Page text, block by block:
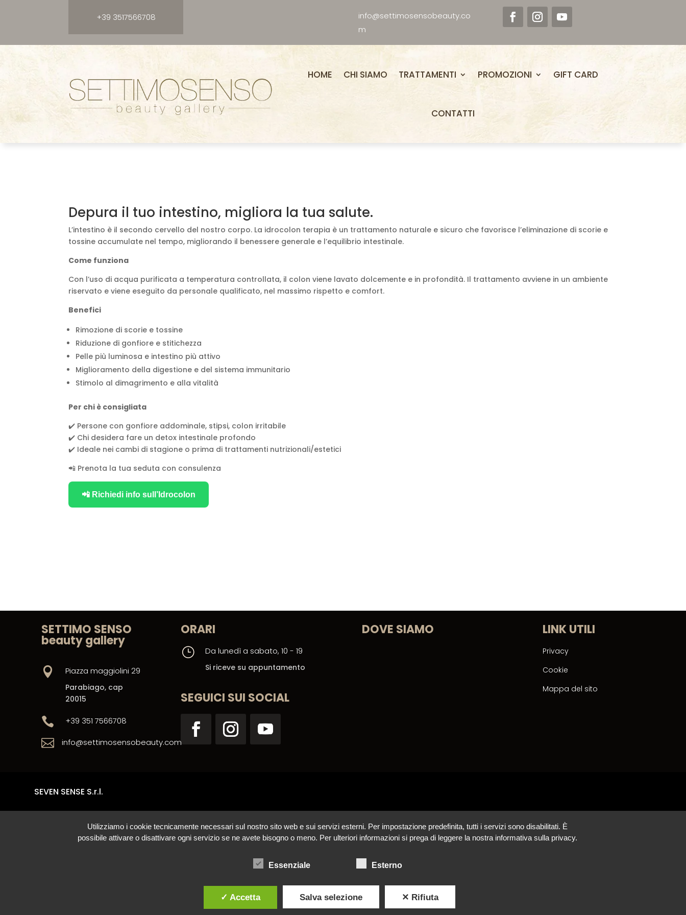
+39 3517566708
info@settimosensobeauty.co
m
HOME CHI SIAMO TRATTAMENTI PROMOZIONI GIFT CARD
CONTATTI
Depura il tuo intestino, migliora la tua salute.
L’intestino è il secondo cervello del nostro corpo. La idrocolon terapia è un trattamento naturale e sicuro che favorisce l’eliminazione di scorie e
tossine accumulate nel tempo, migliorando il benessere generale e l’equilibrio intestinale.
Come funziona
Con l’uso di acqua purificata a temperatura controllata, il colon viene lavato dolcemente e in profondità. Il trattamento avviene in un ambiente
riservato e viene eseguito da personale qualificato, nel massimo rispetto e comfort.
Benefici
Rimozione di scorie e tossine
Riduzione di gonfiore e stitichezza
Pelle più luminosa e intestino più attivo
Miglioramento della digestione e del sistema immunitario
Stimolo al dimagrimento e alla vitalità
Per chi è consigliata
✔️ Persone con gonfiore addominale, stipsi, colon irritabile
✔️ Chi desidera fare un detox intestinale profondo
✔️ Ideale nei cambi di stagione o prima di trattamenti nutrizionali/estetici
📲 Prenota la tua seduta con consulenza
📲 Richiedi info sull’Idrocolon
SETTIMO SENSO
beauty gallery
 Piazza maggiolini 29
Parabiago, cap
20015
 +39 351 7566708
 info@settimosensobeauty.com
ORARI
} Da lunedì a sabato, 10 - 19
Si riceve su appuntamento
SEGUICI SUI SOCIAL
DOVE SIAMO LINK UTILI
Privacy
Cookie
Mappa del sito
SEVEN SENSE S.r.l.
Utilizziamo i cookie tecnicamente necessari sul nostro sito web e sui servizi esterni. Per impostazione predefinita, tutti i servizi sono disabilitati. È
possibile attivare o disattivare ogni servizio se ne avete bisogno o meno. Per ulteriori informazioni si prega di leggere la nostra informativa sulla privacy.
Essenziale Esterno
✓ Accetta Salva selezione ✕ Rifiuta